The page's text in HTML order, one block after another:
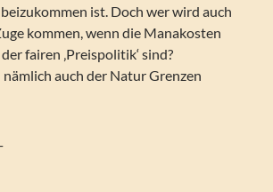
ist. Doch wer wird auch
kommen, wenn die Manakosten
fairen ‚Preispolitik‘ sind?
auch der Natur Grenzen